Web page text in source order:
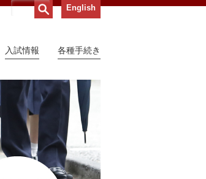
English
入試情報 各種手続き